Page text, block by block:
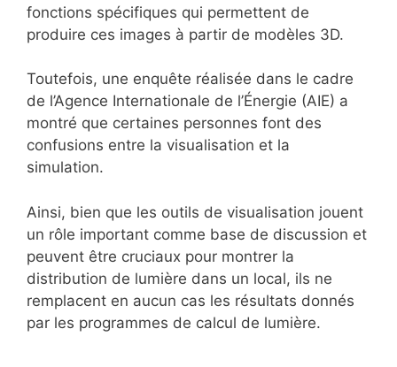
fonctions spécifiques qui permettent de
produire ces images à partir de modèles 3D.
Toutefois, une enquête réalisée dans le cadre
de l’Agence Internationale de l’Énergie (AIE) a
montré que certaines personnes font des
confusions entre la visualisation et la
simulation.
Ainsi, bien que les outils de visualisation jouent
un rôle important comme base de discussion et
peuvent être cruciaux pour montrer la
distribution de lumière dans un local, ils ne
remplacent en aucun cas les résultats donnés
par les programmes de calcul de lumière.